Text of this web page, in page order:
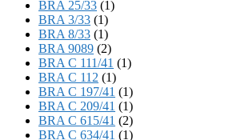
BRA 25/33 (1)
BRA 3/33 (1)
BRA 8/33 (1)
BRA 9089 (2)
BRA C 111/41 (1)
BRA C 112 (1)
BRA C 197/41 (1)
BRA C 209/41 (1)
BRA C 615/41 (2)
BRA C 634/41 (1)